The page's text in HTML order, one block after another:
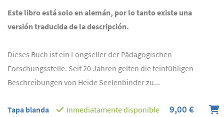
Este libro está solo en alemán, por lo tanto existe una
versión traducida de la descripción.
Dieses Buch ist ein Longseller der Pädagogischen
Forschungsstelle. Seit 20 Jahren gelten die feinfühligen
Beschreibungen von Heide Seelenbinder zu...
Tapa blanda Inmediatamente disponible 9,00 €